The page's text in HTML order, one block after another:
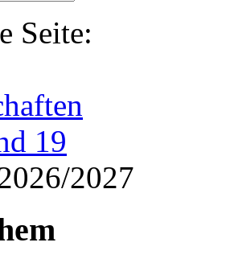
Seite:
19
2027